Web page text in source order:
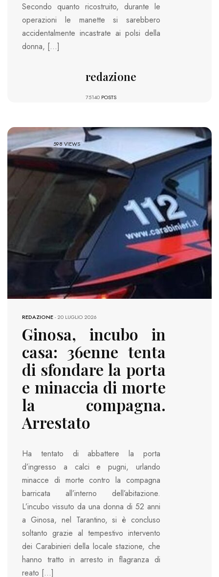
Secondo quanto ricostruito, durante le
operazioni le manette si sarebbero
accidentalmente incastrate ai polsi della
donna, […]
redazione
75140 POSTS
598 VIEWS
REDAZIONE-20 LUGLIO 2026
Ginosa, incubo in
casa: 36enne tenta
di sfondare la porta
e minaccia di morte
la compagna.
Arrestato
Ha tentato di abbattere la porta
d’ingresso a calci e pugni, urlando
minacce di morte contro la compagna
barricata all’interno dell’abitazione.
L’incubo vissuto da una donna di 52 anni
a Ginosa, nel Tarantino, si è concluso
soltanto grazie al tempestivo intervento
dei Carabinieri della locale stazione, che
hanno tratto in arresto in flagranza di
reato […]